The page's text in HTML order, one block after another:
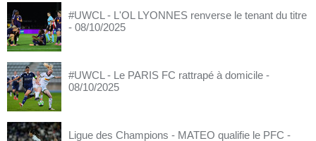
#UWCL - L'OL LYONNES renverse le tenant du titre
- 08/10/2025
#UWCL - Le PARIS FC rattrapé à domicile -
08/10/2025
Ligue des Champions - MATEO qualifie le PFC -